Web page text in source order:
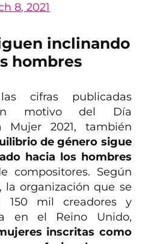
8, 2021
inclinando
hombres
cifras publicadas
motivo del Día
Mujer 2021, también
de género sigue
hacia los hombres
compositores. Según
la organización que se
mil creadores y
en el Reino Unido,
inscritas como